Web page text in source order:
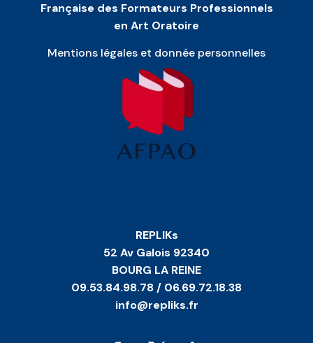
Française des Formateurs Professionnels
en Art Oratoire
Mentions légales et donnée personnelles
REPLIKs
52 Av Galois 92340
BOURG LA REINE
09.53.84.98.78 / 06.69.72.18.38
info@repliks.fr